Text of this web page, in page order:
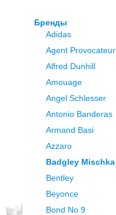
Бренды
Adidas
Agent Provocateur
Alfred Dunhill
Amouage
Angel Schlesser
Antonio Banderas
Armand Basi
Azzaro
Badgley Mischka
Bentley
Beyonce
Bond No 9